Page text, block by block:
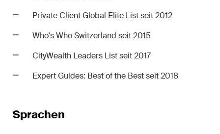
Private Client Global Elite List seit 2012
Who's Who Switzerland seit 2015
CityWealth Leaders List seit 2017
Expert Guides: Best of the Best seit 2018
Sprachen